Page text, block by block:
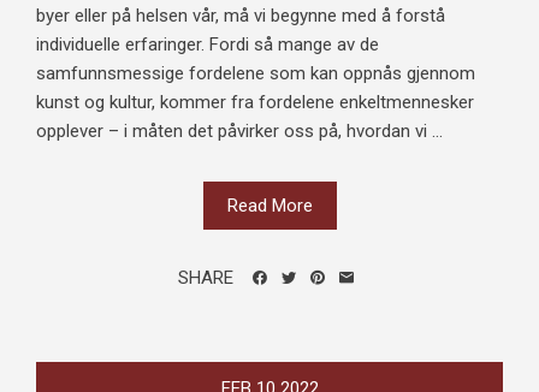
byer eller på helsen vår, må vi begynne med å forstå
individuelle erfaringer. Fordi så mange av de
samfunnsmessige fordelene som kan oppnås gjennom
kunst og kultur, kommer fra fordelene enkeltmennesker
opplever – i måten det påvirker oss på, hvordan vi ...
Read More
SHARE